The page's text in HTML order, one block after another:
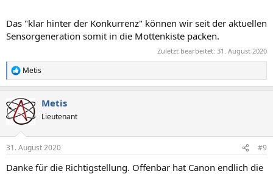
Das "klar hinter der Konkurrenz" können wir seit der aktuellen
Sensorgeneration somit in die Mottenkiste packen.
Zuletzt bearbeitet: 31. August 2020
R
e
k
t
i
e
:
Metis
Metis
Lieutenant
31. August 2020 #9
Danke für die Richtigstellung. Offenbar hat Canon endlich die